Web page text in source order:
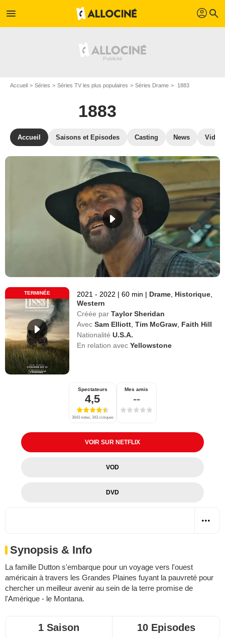
menu profil search
Accueil Séries Séries TV les plus populaires Séries Drame 1883
1883
Accueil Saisons et Episodes Casting News
TERMINÉE 2021 - 2022 | 60 min | Drame Historique
Western
Créée par Taylor Sheridan
Avec Sam Elliott ,Tim McGraw Faith Hill
Nationalité U.S.A.
En relation avec Yellowstone
Spectateurs
4,5
3643 notes, 343 critiques
Mes amis
--
VOIR SUR NETFLIX
VOD
DVD
Synopsis & Info
La famille Dutton s'embarque pour un voyage vers l'ouest
américain à travers les Grandes Plaines fuyant la pauvreté pour
chercher un meilleur avenir au sein de la terre promise de
l'Amérique - le Montana.
1 Saison 10 Episodes